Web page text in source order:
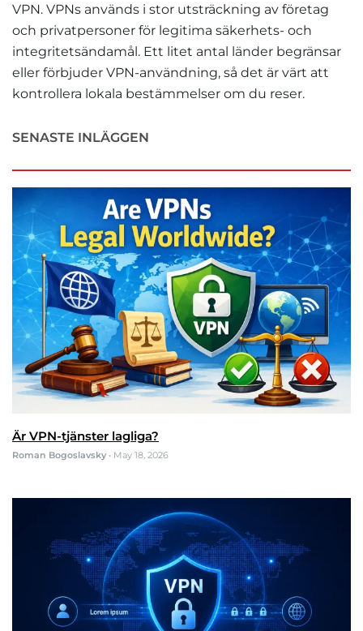
VPN. VPNs används i stor utsträckning av företag
och privatpersoner för legitima säkerhets- och
integritetsändamål. Ett litet antal länder begränsar
eller förbjuder VPN-användning, så det är värt att
kontrollera lokala bestämmelser om du reser.
SENASTE INLÄGGEN
Är VPN-tjänster lagliga?
Roman Bogoslavsky • May 18, 2026